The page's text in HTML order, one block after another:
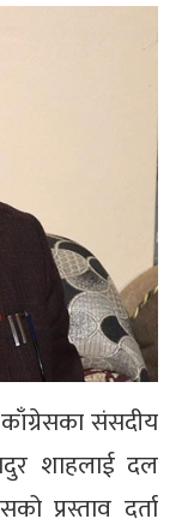
संसदीय
शाहलाई दल
प्रस्ताव दर्ता